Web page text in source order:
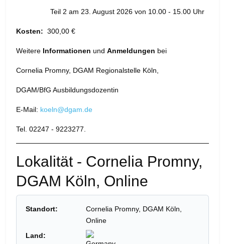
Teil 2 am 23. August 2026 von 10.00 - 15.00 Uhr
Kosten: 300,00 €
Weitere Informationen und Anmeldungen bei
Cornelia Promny, DGAM Regionalstelle Köln,
DGAM/BfG Ausbildungsdozentin
E-Mail: koeln@dgam.de
Tel. 02247 - 9223277
Lokalität - Cornelia Promny,
DGAM Köln, Online
Standort:
Cornelia Promny, DGAM Köln,
Online
Land: